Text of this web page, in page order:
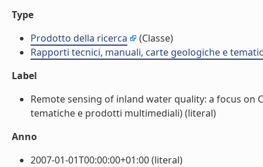
Type
Prodotto della ricerca
(Classe)
Rapporti tecnici, manuali, carte geologiche e
Label
Remote sensing of inland water quality: a focus on
tematiche e prodotti multimediali) (literal)
Anno
2007-01-01T00:00:00+01:00 (literal)